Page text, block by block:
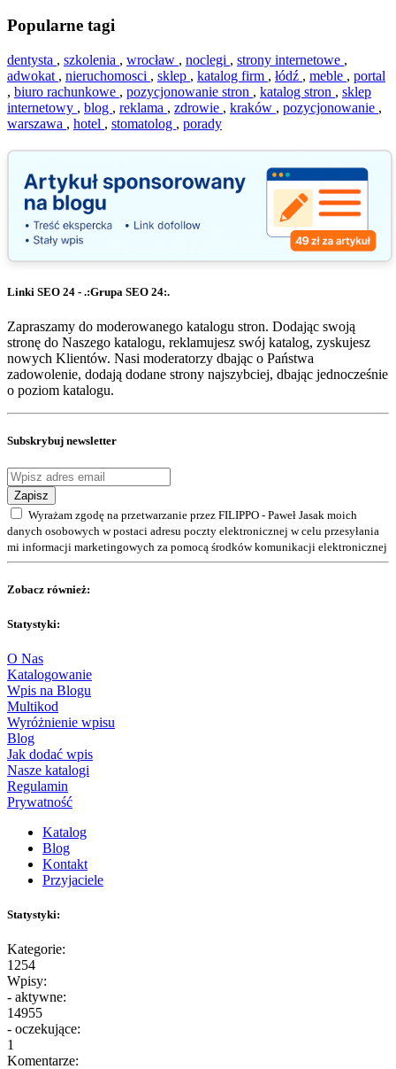
Popularne tagi
dentysta , szkolenia , wrocław , noclegi , strony internetowe ,
adwokat , nieruchomosci , sklep , katalog firm , łódź , meble , portal
, biuro rachunkowe , pozycjonowanie stron , katalog stron , sklep
internetowy , blog , reklama , zdrowie , kraków , pozycjonowanie ,
warszawa , hotel , stomatolog , porady
Linki SEO 24 - .:Grupa SEO 24:.
Zapraszamy do moderowanego katalogu stron. Dodając swoją
stronę do Naszego katalogu, reklamujesz swój katalog, zyskujesz
nowych Klientów. Nasi moderatorzy dbając o Państwa
zadowolenie, dodają dodane strony najszybciej, dbając jednocześnie
o poziom katalogu.
Subskrybuj newsletter
Zapisz
Wyrażam zgodę na przetwarzanie przez FILIPPO - Paweł Jasak moich
danych osobowych w postaci adresu poczty elektronicznej w celu przesyłania
mi informacji marketingowych za pomocą środków komunikacji elektronicznej
Zobacz również:
Statystyki:
O Nas
Katalogowanie
Wpis na Blogu
Multikod
Wyróżnienie wpisu
Blog
Jak dodać wpis
Nasze katalogi
Regulamin
Prywatność
Katalog
Blog
Kontakt
Przyjaciele
Statystyki:
Kategorie:
1254
Wpisy:
- aktywne:
14955
- oczekujące:
1
Komentarze: